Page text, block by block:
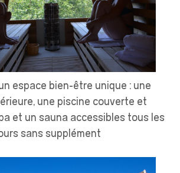
espace bien-être unique : une
une piscine couverte et
et un sauna accessibles tous les
sans supplément